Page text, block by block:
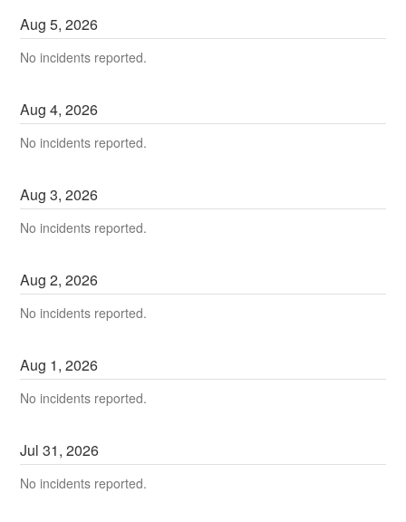
Aug5,2026
No incidents reported.
Aug4,2026
No incidents reported.
Aug3,2026
No incidents reported.
Aug2,2026
No incidents reported.
Aug 1,2026
No incidents reported.
Jul31,2026
No incidents reported.